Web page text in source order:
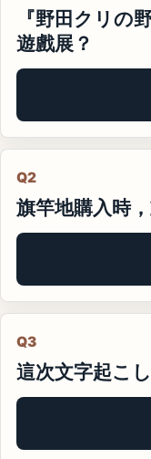
『野田クリの
遊戲展？
Q2
旗竿地購入時
Q3
這次文字起こ